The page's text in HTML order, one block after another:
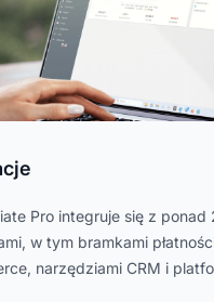
Pro integruje się z ponad
w tym bramkami
narzędziami CRM i